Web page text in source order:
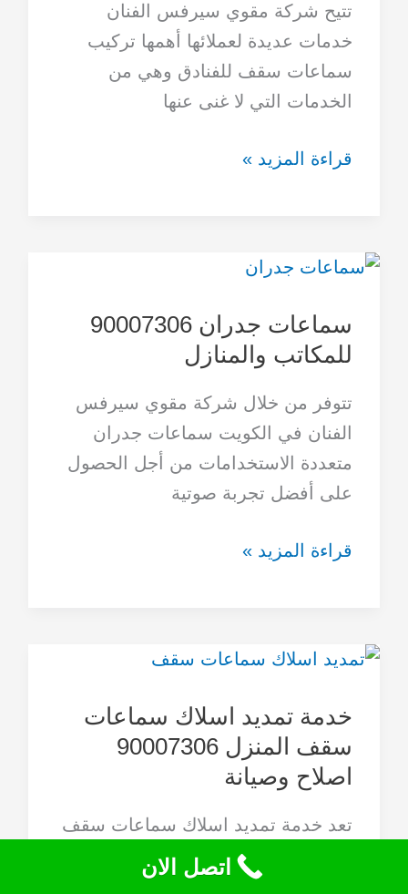
تتيح شركة مقوي سيرفس الفنان
خدمات عديدة لعملائها أهمها تركيب
سماعات سقف للفنادق وهي من
الخدمات التي لا غنى عنها
تجربة
صوتية
قراءة المزيد »
سماعات جدران 90007306
للمكاتب والمنازل
تتوفر من خلال شركة مقوي سيرفس
الفنان في الكويت سماعات جدران
متعددة الاستخدامات من أجل الحصول
على أفضل تجربة صوتية
سماعات
90007306
للمكاتب
قراءة المزيد »
خدمة تمديد اسلاك سماعات
سقف المنزل 90007306
اصلاح وصيانة
تعد خدمة تمديد اسلاك سماعات سقف
المنازل والمؤسسات واحدة من أهم
الخدمات التي تقدمها شركة مقوي
خدمة
اسلاك
سماعات
سقف
90007306
اتصل الان